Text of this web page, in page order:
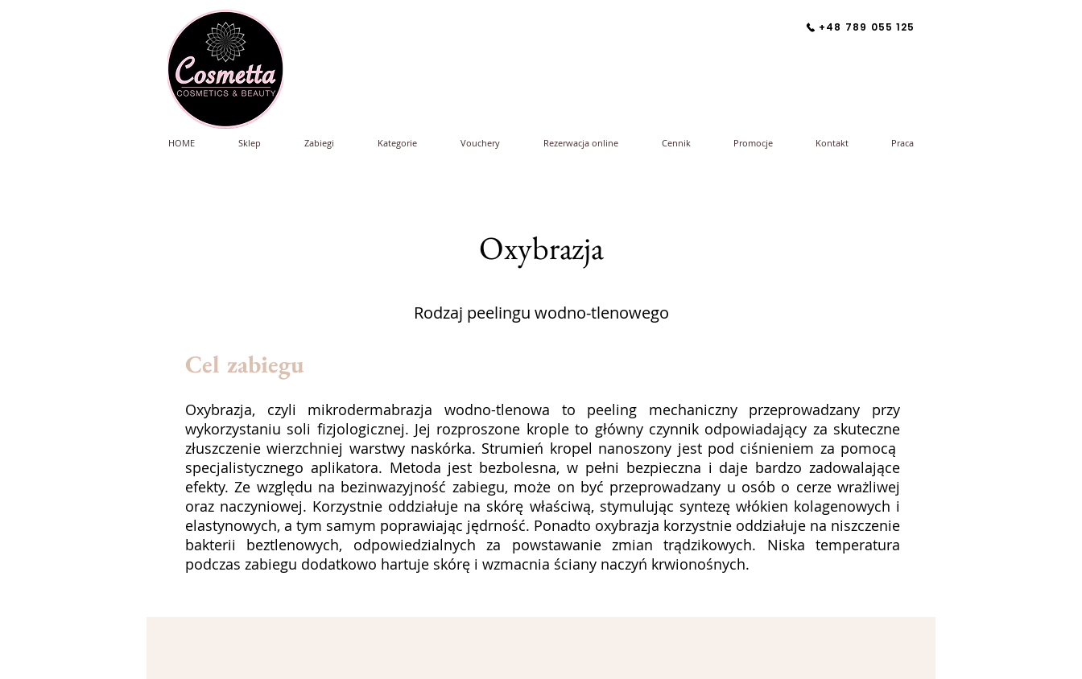
+48 789 055 125
HOME Sklep Zabiegi Kategorie Vouchery Rezerwacja online Cennik Promocje Kontakt Praca
Oxybrazja
Rodzaj peelingu wodno-tlenowego
Cel zabiegu
Oxybrazja, czyli mikrodermabrazja wodno-tlenowa to peeling mechaniczny przeprowadzany przy
wykorzystaniu soli fizjologicznej. Jej rozproszone krople to główny czynnik odpowiadający za skuteczne
złuszczenie wierzchniej warstwy naskórka. Strumień kropel nanoszony jest pod ciśnieniem za pomocą
specjalistycznego aplikatora. Metoda jest bezbolesna, w pełni bezpieczna i daje bardzo zadowalające
efekty. Ze względu na bezinwazyjność zabiegu, może on być przeprowadzany u osób o cerze wrażliwej
oraz naczyniowej. Korzystnie oddziałuje na skórę właściwą, stymulując syntezę włókien kolagenowych i
elastynowych, a tym samym poprawiając jędrność. Ponadto oxybrazja korzystnie oddziałuje na niszczenie
bakterii beztlenowych, odpowiedzialnych za powstawanie zmian trądzikowych. Niska temperatura
podczas zabiegu dodatkowo hartuje skórę i wzmacnia ściany naczyń krwionośnych.